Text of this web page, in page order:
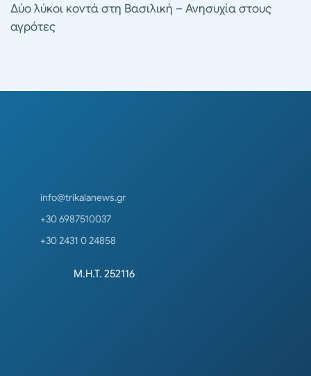
Δύο λύκοι κοντά στη Βασιλική – Ανησυχία στους
αγρότες
info@trikalanews.gr
+30 6987510037
+30 2431 0 24858
Μ.Η.Τ. 252116